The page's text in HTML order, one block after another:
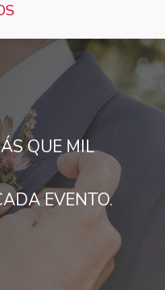
QUE MIL
EVENTO.